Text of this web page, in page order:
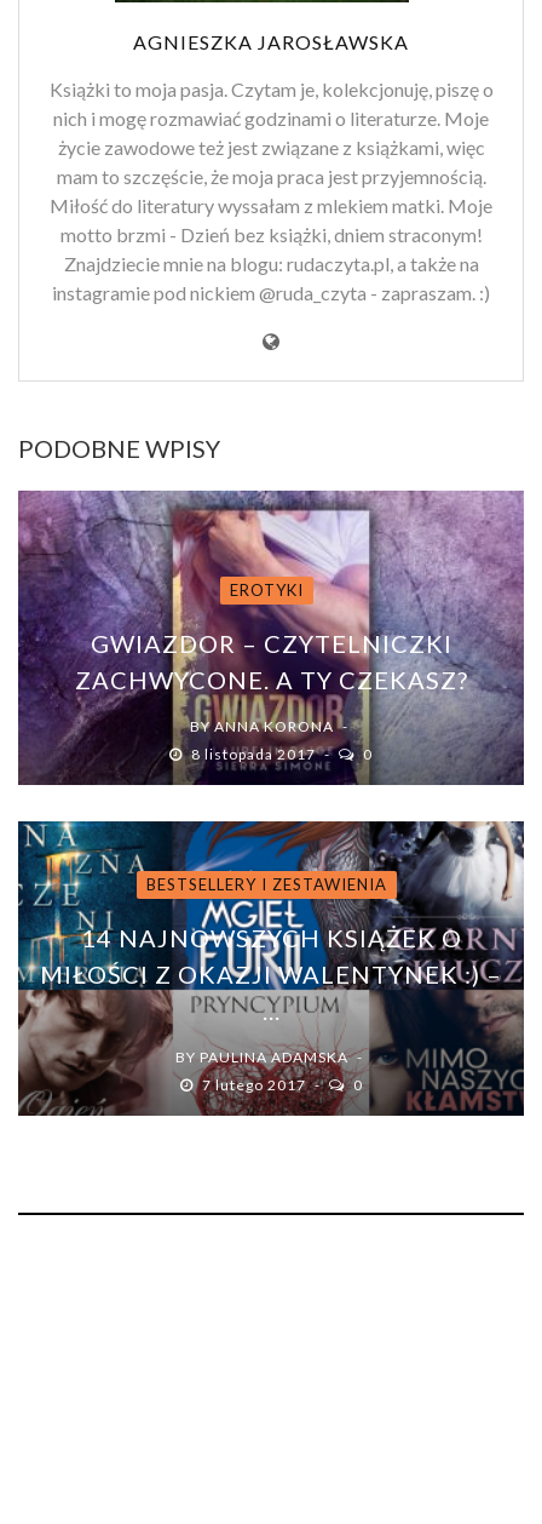
AGNIESZKA JAROSŁAWSKA
Książki to moja pasja. Czytam je, kolekcjonuję, piszę o
nich i mogę rozmawiać godzinami o literaturze. Moje
życie zawodowe też jest związane z książkami, więc
mam to szczęście, że moja praca jest przyjemnością.
Miłość do literatury wyssałam z mlekiem matki. Moje
motto brzmi - Dzień bez książki, dniem straconym!
Znajdziecie mnie na blogu: rudaczyta.pl, a także na
instagramie pod nickiem @ruda_czyta - zapraszam. :)
PODOBNE WPISY
EROTYKI
GWIAZDOR – CZYTELNICZKI
ZACHWYCONE. A TY CZEKASZ?
BYANNA KORONA
8 listopada 2017
0
BESTSELLERY I ZESTAWIENIA
14 NAJNOWSZYCH KSIĄŻEK O
MIŁOŚCI Z OKAZJI WALENTYNEK :) –
...
BY PAULINA ADAMSKA
7 lutego 2017
0